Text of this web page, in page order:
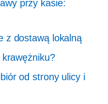
przy kasie:
z dostawą lokalną
od strony ulicy i